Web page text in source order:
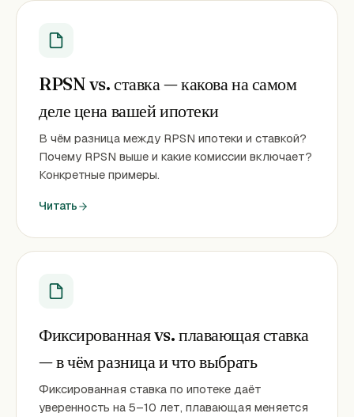
RPSN vs. ставка — какова на самом
деле цена вашей ипотеки
В чём разница между RPSN ипотеки и ставкой?
Почему RPSN выше и какие комиссии включает?
Конкретные примеры.
Читать
Фиксированная vs. плавающая ставка
— в чём разница и что выбрать
Фиксированная ставка по ипотеке даёт
уверенность на 5–10 лет, плавающая меняется